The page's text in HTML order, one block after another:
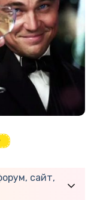
сайт,